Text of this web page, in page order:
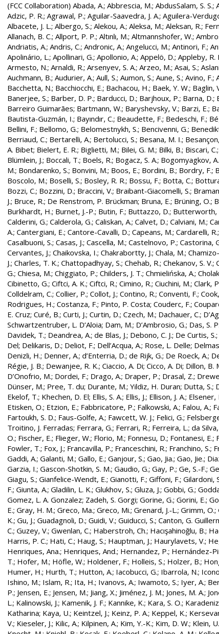
(FCC Collaboration) Abada, A.; Abbrescia, M.; AbdusSalam, S. S.;
Adzic, P. R.; Agrawal, P.; Aguilar-Saavedra, J. A.; Aguilera-
Albacete, J. L.; Albergo, S.; Alekou, A.; Aleksa, M.; Aleksan, R.;
Allanach, B. C.; Allport, P. P.; Altınlı, M.; Altmannshofer, W.;
Andriatis, A.; Andris, C.; Andronic, A.; Angelucci, M.; Antinori, F.;
Apolinário, L.; Apollinari, G.; Apollonio, A.; Appelö, D.; Appleby, R.
Armesto, N.; Arnaldi, R.; Arsenyev, S. A.; Arzeo, M.; Asai, S.;
Auchmann, B.; Audurier, A.; Aull, S.; Aumon, S.; Aune, S.; Avino, F.;
Bacchetta, N.; Bacchiocchi, E.; Bachacou, H.; Baek, Y. W.; Baglin,
Banerjee, S.; Barber, D. P.; Barducci, D.; Barjhoux, P.; Barna, D.;
Barreiro Guimarães; Bartmann, W.; Baryshevsky, V.; Barzi, E.;
Bautista-Guzmán, I.; Bayındır, C.; Beaudette, F.; Bedeschi, F.;
Bellini, F.; Bellomo, G.; Belomestnykh, S.; Bencivenni, G.;
Berriaud, C.; Bertarelli, A.; Bertolucci, S.; Besana, M. I.;
A. Bibet; Bielert, E. R.; Biglietti, M.; Bilei, G. M.; Bilki, B.; Biscari, C.
Blümlein, J.; Boccali, T.; Boels, R.; Bogacz, S. A.; Bogomyagkov, A.
M.; Bondarenko, S.; Bonvini, M.; Boos, E.; Bordini, B.; Bordry, F.;
Boscolo, M.; Boselli, S.; Bosley, R. R.; Bossu, F.; Botta, C.;
Bozzi, C.; Bozzini, D.; Braccini, V.; Braibant-Giacomelli, S.;
J.; Bruce, R.; De Renstrom, P. Brückman; Bruna, E.; Brüning, O.;
Burkhardt, H.; Burnet, J.-P.; Butin, F.; Buttazzo, D.; Butterworth,
Calderini, G.; Calderola, G.; Caliskan, A.; Calvet, D.; Calviani, M.;
A.; Cantergiani, E.; Cantore-Cavalli, D.; Capeans, M.; Cardarelli, R.
Casalbuoni, S.; Casas, J.; Cascella, M.; Castelnovo, P.; Castorina,
Cervantes, J.; Chaikovska, I.; Chakrabortty, J.; Chala, M.;
J.; Charles, T. K.; Chattopadhyay, S.; Chehab, R.; Chekanov, S. V.;
G.; Chiesa, M.; Chiggiato, P.; Childers, J. T.; Chmielińska, A.;
Cibinetto, G.; Ciftci, A. K.; Ciftci, R.; Cimino, R.; Ciuchini, M.; Clark,
Colldelram, C.; Collier, P.; Collot, J.; Contino, R.; Conventi, F.;
Rodrigues, H.; Costanza, F.; Pinto, P. Costa; Couderc, F.;
E. Cruz; Curé, B.; Curti, J.; Curtin, D.; Czech, M.; Dachauer, C.;
Schwartzentruber, L. D’Aloia; Dam, M.; D’Ambrosio, G.; Das, S.
Davidek, T.; Deandrea, A.; de Blas, J.; Debono, C. J.; De Curtis, S.;
Del; Delikaris, D.; Deliot, F.; Dell’Acqua, A.; Rose, L. Delle;
Denizli, H.; Denner, A.; d’Enterria, D.; de Rijk, G.; De Roeck, A.;
Régie, J. B.; Dewanjee, R. K.; Ciaccio, A. Di; Cicco, A. Di; Dillon, B.
D’Onofrio, M.; Dordei, F.; Drago, A.; Draper, P.; Drasal, Z.;
Dünser, M.; Pree, T. du; Durante, M.; Yildiz, H. Duran; Dutta, S.;
Ekelof, T.; Khechen, D. El; Ellis, S. A.; Ellis, J.; Ellison, J. A.; Elsener,
Etisken, O.; Etzion, E.; Fabbricatore, P.; Falkowski, A.; Falou, A.;
Fartoukh, S. D.; Faus-Golfe, A.; Fawcett, W. J.; Felici, G.;
Troitino, J. Ferradas; Ferrara, G.; Ferrari, R.; Ferreira, L.; da
O.; Fischer, E.; Flieger, W.; Florio, M.; Fonnesu, D.; Fontanesi, E.;
Fowler, T.; Fox, J.; Francavilla, P.; Franceschini, R.; Franchino, S.;
Gaddi, A.; Galanti, M.; Gallo, E.; Ganjour, S.; Gao, Jia.; Gao, Jie.;
Garzia, I.; Gascon-Shotkin, S. M.; Gaudio, G.; Gay, P.; Ge, S.-F.;
Giagu, S.; Gianfelice-Wendt, E.; Gianotti, F.; Giffoni, F.; Gilardoni,
F.; Giunta, A.; Gladilin, L. K.; Glukhov, S.; Gluza, J.; Gobbi, G.;
Gomez, L. A. Gonzalez; Zadeh, S. Gorgi; Gorine, G.; Gorini, E.;
E.; Gray, H. M.; Greco, Ma.; Greco, Mi.; Grenard, J.-L.; Grimm, O.;
K.; Gu, J.; Guadagnoli, D.; Guidi, V.; Guiducci, S.; Canton, G.
C.; Guzey, V.; Gwenlan, C.; Haberstroh, Ch.; Hacışahinoğlu, B.;
Harris, P. C.; Hati, C.; Haug, S.; Hauptman, J.; Haurylavets, V.;
Henriques, Ana.; Henriques, And.; Hernandez, P.; Hernández-
T.; Hofer, M.; Höfle, W.; Holdener, F.; Holleis, S.; Holzer, B.;
Humer, H.; Hurth, T.; Hutton, A.; Iacobucci, G.; Ibarrola, N.;
Ishino, M.; Islam, R.; Ita, H.; Ivanovs, A.; Iwamoto, S.; Iyer, A.;
P.; Jensen, E.; Jensen, M.; Jiang, X.; Jiménez, J. M.; Jones, M. A.;
L.; Kalinowski, J.; Kamenik, J. F.; Kannike, K.; Kara, S. O.;
Katharina; Kaya, U.; Keintzel, J.; Keinz, P. A.; Keppel, K.;
V.; Kieseler, J.; Kilic, A.; Kilpinen, A.; Kim, Y.-K.; Kim, D. W.; Klein, U.